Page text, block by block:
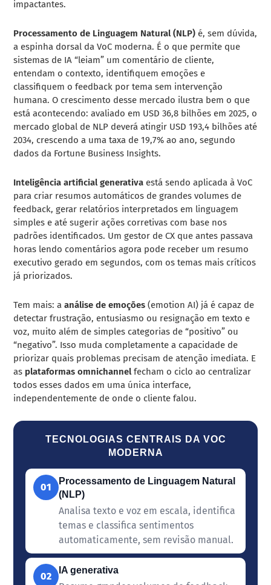
impactantes.
Processamento de Linguagem Natural (NLP) é, sem dúvida,
a espinha dorsal da VoC moderna. É o que permite que
sistemas de IA “leiam” um comentário de cliente,
entendam o contexto, identifiquem emoções e
classifiquem o feedback por tema sem intervenção
humana. O crescimento desse mercado ilustra bem o que
está acontecendo: avaliado em USD 36,8 bilhões em 2025, o
mercado global de NLP deverá atingir USD 193,4 bilhões até
2034, crescendo a uma taxa de 19,7% ao ano, segundo
dados da Fortune Business Insights.
Inteligência artificial generativa está sendo aplicada à VoC
para criar resumos automáticos de grandes volumes de
feedback, gerar relatórios interpretados em linguagem
simples e até sugerir ações corretivas com base nos
padrões identificados. Um gestor de CX que antes passava
horas lendo comentários agora pode receber um resumo
executivo gerado em segundos, com os temas mais críticos
já priorizados.
Tem mais: aanálise de emoções (emotion AI) já é capaz de
detectar frustração, entusiasmo ou resignação em texto e
voz, muito além de simples categorias de “positivo” ou
“negativo”. Isso muda completamente a capacidade de
priorizar quais problemas precisam de atenção imediata. E
as plataformas omnichannelfecham o ciclo ao centralizar
todos esses dados em uma única interface,
independentemente de onde o cliente falou.
TECNOLOGIAS CENTRAIS DA VOC
MODERNA
01
Processamento de Linguagem Natural
(NLP)
Analisa texto e voz em escala, identifica
temas e classifica sentimentos
automaticamente, sem revisão manual.
02
IA generativa